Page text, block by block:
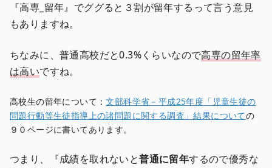
『高専_留年』でググると３割が留年するって言う意見
もありますね。
ちなみに、普通高校だと0.3%くらいなので高専の留年率
は高いですね。
高校生の留年について：文部科学省－平成25年度「児童生徒の
問題行動等生徒指導上の諸問題に関する調査」結果についての
９０ページに書いてあります。
つまり、『成績を取れないと普通に留年するので優秀な